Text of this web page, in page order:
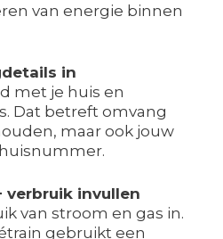
van energie binnen
in
met je huis en
Dat betreft omvang
maar ook jouw
verbruik invullen
van stroom en gas in.
gebruikt een